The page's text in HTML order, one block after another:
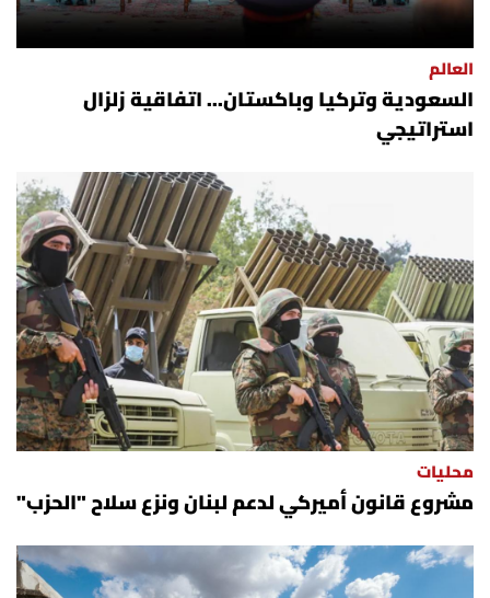
العالم
السعودية وتركيا وباكستان... اتفاقية زلزال
استراتيجي
محليات
مشروع قانون أميركي لدعم لبنان ونزع سلاح "الحزب"